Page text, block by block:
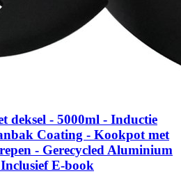
deksel - 5000ml - Inductie
Coating - Kookpot met
- Gerecycled Aluminium
E-book